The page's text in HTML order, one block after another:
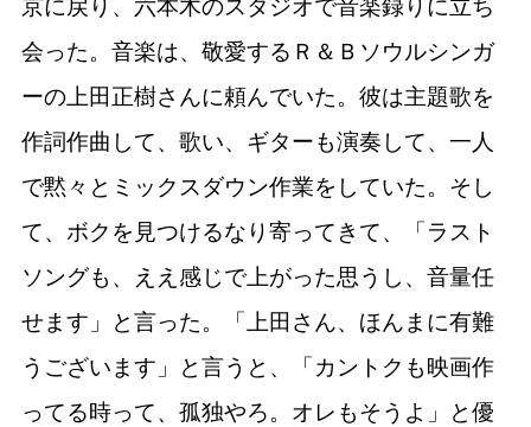
京に戻り、六本木のスタジオで音楽録りに立ち
会った。音楽は、敬愛するＲ＆Ｂソウルシンガ
ーの上田正樹さんに頼んでいた。彼は主題歌を
作詞作曲して、歌い、ギターも演奏して、一人
で黙々とミックスダウン作業をしていた。そし
て、ボクを見つけるなり寄ってきて、「ラスト
ソングも、ええ感じで上がった思うし、音量任
せます」と言った。「上田さん、ほんまに有難
うございます」と言うと、「カントクも映画作
ってる時って、孤独やろ。オレもそうよ」と優